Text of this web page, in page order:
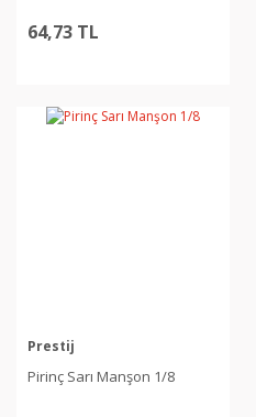
64,73 TL
Prestij
Pirinç Sarı Manşon 1/8